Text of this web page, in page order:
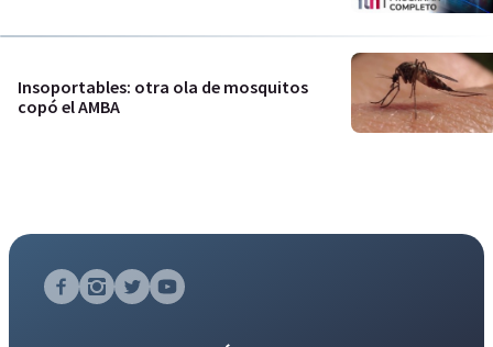
Insoportables: otra ola de mosquitos
copó el AMBA